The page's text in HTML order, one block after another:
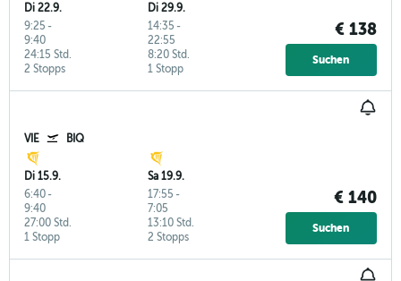
Di 22.9.
9:25 -
9:40
2 Stopps
24:15 Std.
Di 29.9.
14:35 -
22:55
1 Stopp
8:20 Std.
€ 138
Suchen
VIE BIQ
Di 15.9.
6:40-
9:40
1 Stopp
27:00 Std.
Sa 19.9.
17:55 -
7:05
2 Stopps
13:10 Std.
€ 140
Suchen